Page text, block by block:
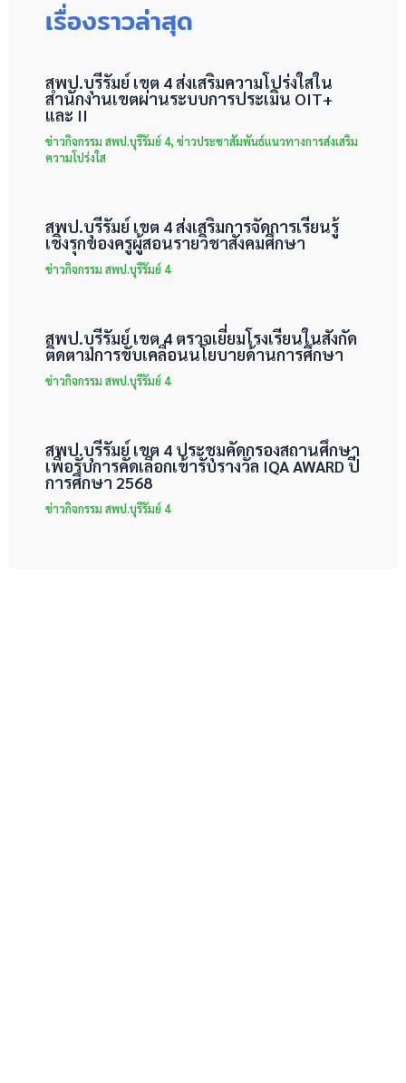
เรื่องราวล่าสุด
สพป.บุรีรัมย์ เขต 4 ส่งเสริมความโปร่งใสใน
สำนักงานเขตผ่านระบบการประเมิน OIT+
และ II
ข่าวกิจกรรม สพป.บุรีรัมย์ 4, ข่าวประชาสัมพันธ์แนวทางการส่งเสริม
ความโปร่งใส
สพป.บุรีรัมย์ เขต 4 ส่งเสริมการจัดการเรียนรู้
เชิงรุกของครูผู้สอนรายวิชาสังคมศึกษา
ข่าวกิจกรรม สพป.บุรีรัมย์ 4
สพป.บุรีรัมย์ เขต 4 ตรวจเยี่ยมโรงเรียนในสังกัด
ติดตามการขับเคลื่อนนโยบายด้านการศึกษา
ข่าวกิจกรรม สพป.บุรีรัมย์ 4
สพป.บุรีรัมย์ เขต 4 ประชุมคัดกรองสถานศึกษา
เพื่อรับการคัดเลือกเข้ารับรางวัล IQA AWARD ปี
การศึกษา 2568
ข่าวกิจกรรม สพป.บุรีรัมย์ 4